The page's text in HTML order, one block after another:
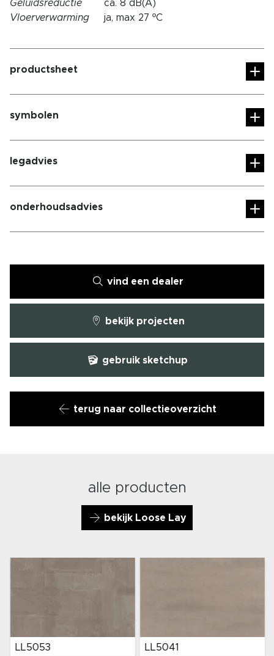
Geluidsreductie
ca. 8 dB(A)
Vloerverwarming
ja, max 27 ºC
productsheet
symbolen
legadvies
onderhoudsadvies
terug naar collectieoverzicht
vind een dealer
bekijk projecten
gebruik sketchup
alle producten
bekijk Loose Lay
LL5053 LL5041